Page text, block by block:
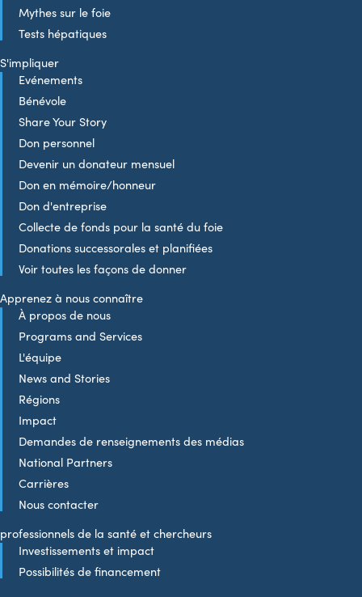
Mythes sur le foie
Tests hépatiques
S'impliquer
Evénements
Bénévole
Share Your Story
Don personnel
Devenir un donateur mensuel
Don en mémoire/honneur
Don d'entreprise
Collecte de fonds pour la santé du foie
Donations successorales et planifiées
Voir toutes les façons de donner
Apprenez à nous connaître
À propos de nous
Programs and Services
L'équipe
News and Stories
Régions
Impact
Demandes de renseignements des médias
National Partners
Carrières
Nous contacter
professionnels de la santé et chercheurs
Investissements et impact
Possibilités de financement